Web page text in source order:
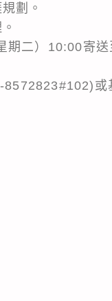
劃。
期二）10:00寄送
8572823#102)